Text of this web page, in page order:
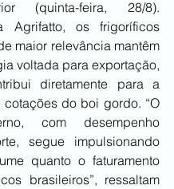
(quinta-feira, 28/8).
Agrifatto, os frigoríficos
maior relevância mantêm
voltada para exportação,
diretamente para a
cotações do boi gordo. “O
com desempenho
segue impulsionando
quanto o faturamento
brasileiros”, ressaltam